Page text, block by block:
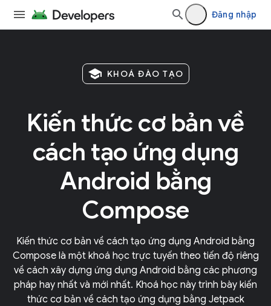
Đăng nhập
school KHOÁ ĐÀO TẠO
Kiến thức cơ bản về
cách tạo ứng dụng
Android bằng
Compose
Kiến thức cơ bản về cách tạo ứng dụng Android bằng
Compose là một khoá học trực tuyến theo tiến độ riêng
về cách xây dựng ứng dụng Android bằng các phương
pháp hay nhất và mới nhất. Khoá học này trình bày kiến
thức cơ bản về cách tạo ứng dụng bằng Jetpack